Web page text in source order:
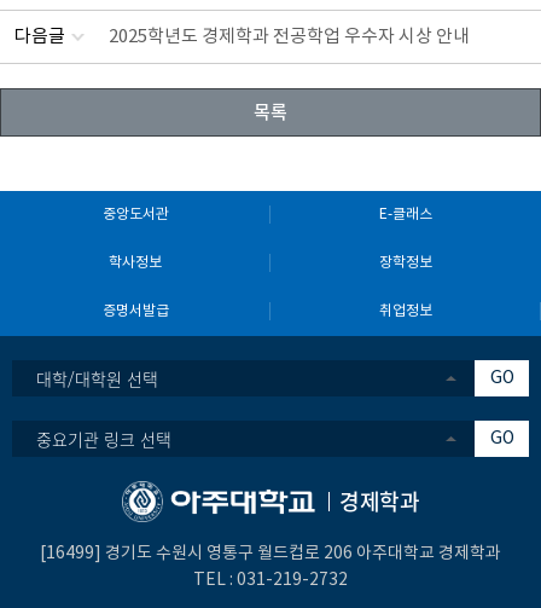
다음글 2025학년도 경제학과 전공학업 우수자 시상 안내
목록
중앙도서관 E-클래스
학사정보 장학정보
증명서발급 취업정보
대학/대학원 선택 GO
중요기관 링크 선택 GO
경제학과
[16499] 경기도 수원시 영통구 월드컵로 206 아주대학교 경제학과
TEL : 031-219-2732